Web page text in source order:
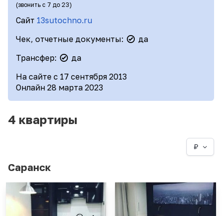
(звонить с 7 до 23)
Сайт 13sutochno.ru
Чек, отчетные документы:
да
Трансфер:
да
На сайте с 17 сентября 2013
Онлайн 28 марта 2023
4 квартиры
₽
Саранск